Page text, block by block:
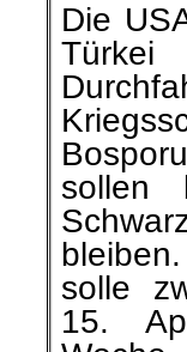
Die
solle
15.